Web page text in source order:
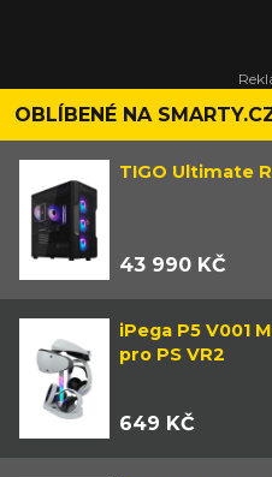
OBLÍBENÉ NA
TIGO Ultimate
43 990 KČ
iPega P5 V001
pro PS VR2
649 KČ